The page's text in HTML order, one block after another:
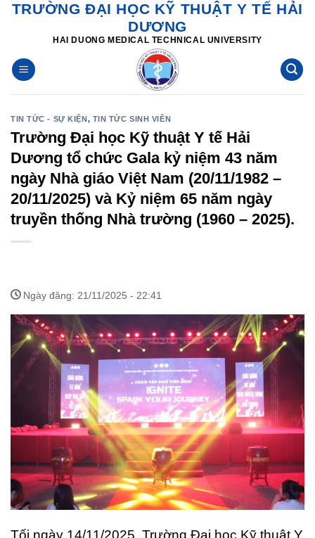
SkipTRƯỜNG ĐẠI HỌC KỸ THUẬT Y TẾ HẢI
DƯƠNG
HAI DUONG MEDICAL TECHNICAL UNIVERSITY
TIN TỨC - SỰ KIỆN, TIN TỨC SINH VIÊN
Trường Đại học Kỹ thuật Y tế Hải
Dương tổ chức Gala kỷ niệm 43 năm
ngày Nhà giáo Việt Nam (20/11/1982 –
20/11/2025) và Kỷ niệm 65 năm ngày
truyền thống Nhà trường (1960 – 2025).
Ngày đăng: 21/11/2025 - 22:41
Tối ngày 14/11/2025, Trường Đại học Kỹ thuật Y